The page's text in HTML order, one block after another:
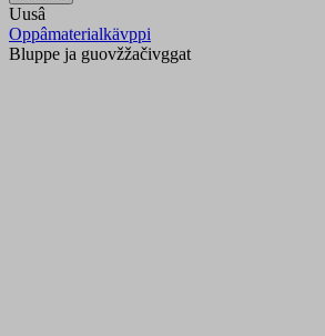
Uusâ
Oppâmaterialkävppi
Bluppe ja guovžžačivggat